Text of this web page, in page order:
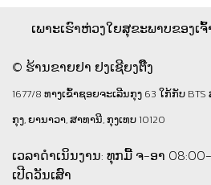
ເພາະເຮົາຫ່ວງໃຍສຸຂະພາບຂອງເ
© ຮ້ານຂາຍຢາ ຢງເຊີຍງຕຶ໊ງ
1677/8 ທາງເຂົ້າຊອຍຈະເລີນກຸງ 63 ໃກ້ກັບ
ກຸງ, ຍານາວາ, ສາທານີ, ກຸງເທບ 10120
ເວລາດຳເນິນງານ: ທຸກມື້ ຈ-ອາ
ເປີດວັນເສົາ